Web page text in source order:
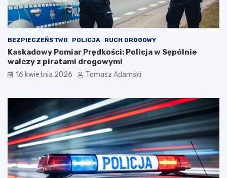
BEZPIECZEŃSTWO POLICJA RUCH DROGOWY
Kaskadowy Pomiar Prędkości: Policja w Sępólnie
walczy z piratami drogowymi
16 kwietnia 2026 Tomasz Adamski